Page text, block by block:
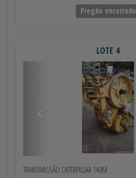
Pregão encerrado
LOTE 4
TRANSMISSÃO CATERPILLAR 140M